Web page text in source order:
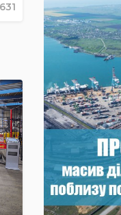
631